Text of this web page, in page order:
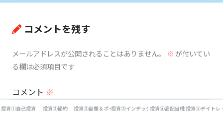
コメントを残す
メールアドレスが公開されることはありません。 ※が付いてい
る欄は必須項目です
コメント ※
投資①自己投資 投資②節約 投資②副業＆ポイ活投資③インデックス投資投資④高配当株投資⑤デイトレ